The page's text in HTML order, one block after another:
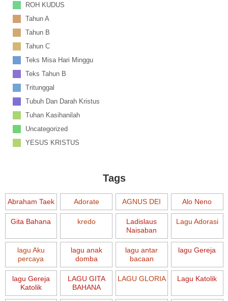
ROH KUDUS
Tahun A
Tahun B
Tahun C
Teks Misa Hari Minggu
Teks Tahun B
Tritunggal
Tubuh Dan Darah Kristus
Tuhan Kasihanilah
Uncategorized
YESUS KRISTUS
Tags
Abraham Taek Adorate AGNUS DEI Alo Neno
Gita Bahana kredo
Ladislaus
Naisaban
Lagu Adorasi
lagu Aku
percaya
lagu anak
domba
lagu antar
bacaan
lagu Gereja
lagu Gereja
Katolik
LAGU GITA
BAHANA
LAGU GLORIA Lagu Katolik